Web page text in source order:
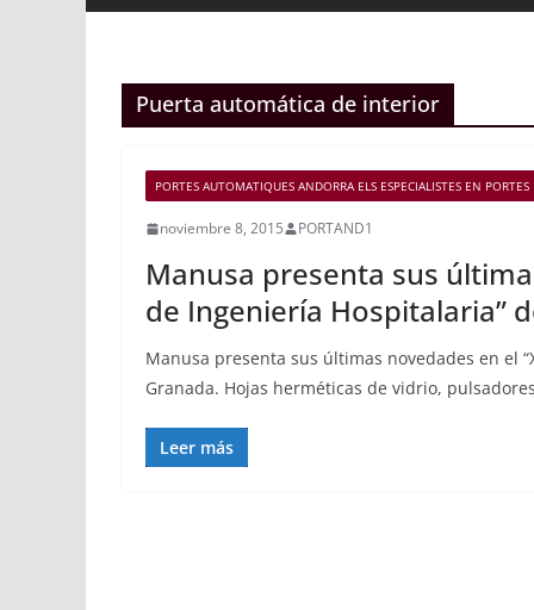
Puerta automática de interior
PORTES AUTOMATIQUES ANDORRA ELS ESPECIALISTES EN
noviembre 8, 2015 PORTAND1
Manusa presenta sus
de Ingeniería Hospitalaria”
Manusa presenta sus últimas novedades en el
Granada. Hojas herméticas de vidrio,
Leer más